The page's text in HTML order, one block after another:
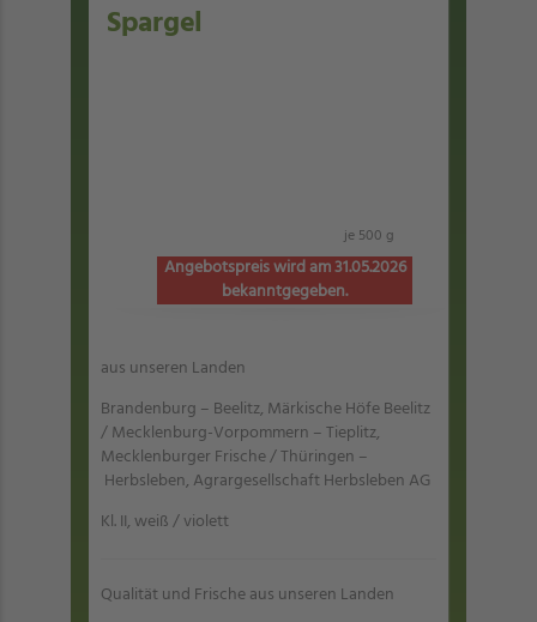
Spargel
je 500 g
Angebotspreis wird am 31.05.2026
bekanntgegeben.
aus unseren Landen
Brandenburg – Beelitz, Märkische Höfe Beelitz
/ Mecklenburg-Vorpommern – Tieplitz,
Mecklenburger Frische / Thüringen –
Herbsleben, Agrargesellschaft Herbsleben AG
Kl. II, weiß / violett
Qualität und Frische aus unseren Landen